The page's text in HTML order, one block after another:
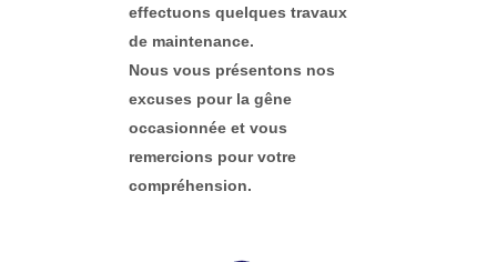
effectuons quelques travaux
de maintenance.
Nous vous présentons nos
excuses pour la gêne
occasionnée et vous
remercions pour votre
compréhension.